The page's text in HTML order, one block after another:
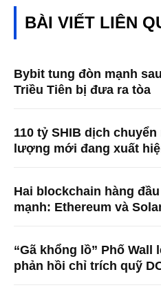
BÀI VIẾT LIÊN
Bybit tung đòn mạnh
Triều Tiên bị đưa ra tòa
110 tỷ SHIB dịch
lượng mới đang xuất
Hai blockchain hàng
mạnh: Ethereum và
“Gã khổng lồ” Phố Wall
phản hồi chỉ trích quỹ